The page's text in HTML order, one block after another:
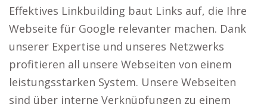
Effektives Linkbuilding baut Links auf, die Ihre
Webseite für Google relevanter machen. Dank
unserer Expertise und unseres Netzwerks
profitieren all unsere Webseiten von einem
leistungsstarken System. Unsere Webseiten
sind über interne Verknüpfungen zu einem